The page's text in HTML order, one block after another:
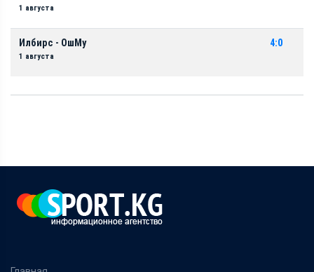
1 августа
Илбирс - ОшМу
1 августа
4:0